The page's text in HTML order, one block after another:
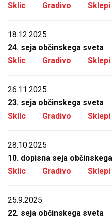
Sklic
Gradivo Sklepi
18.12.2025
24. seja občinskega sveta
Sklic
Gradivo Sklepi
26.11.2025
23. seja občinskega sveta
Sklic
Gradivo Sklepi
28.10.2025
10. dopisna seja
Sklic
Gradivo Sklepi
25.9.2025
22. seja občinskega sveta